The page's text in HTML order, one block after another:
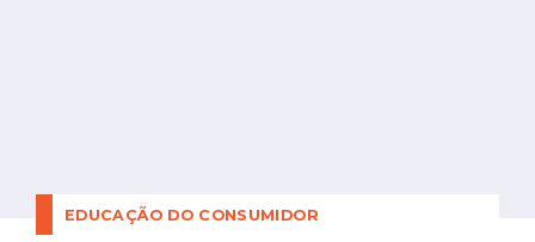
EDUCAÇÃO DO CONSUMIDOR